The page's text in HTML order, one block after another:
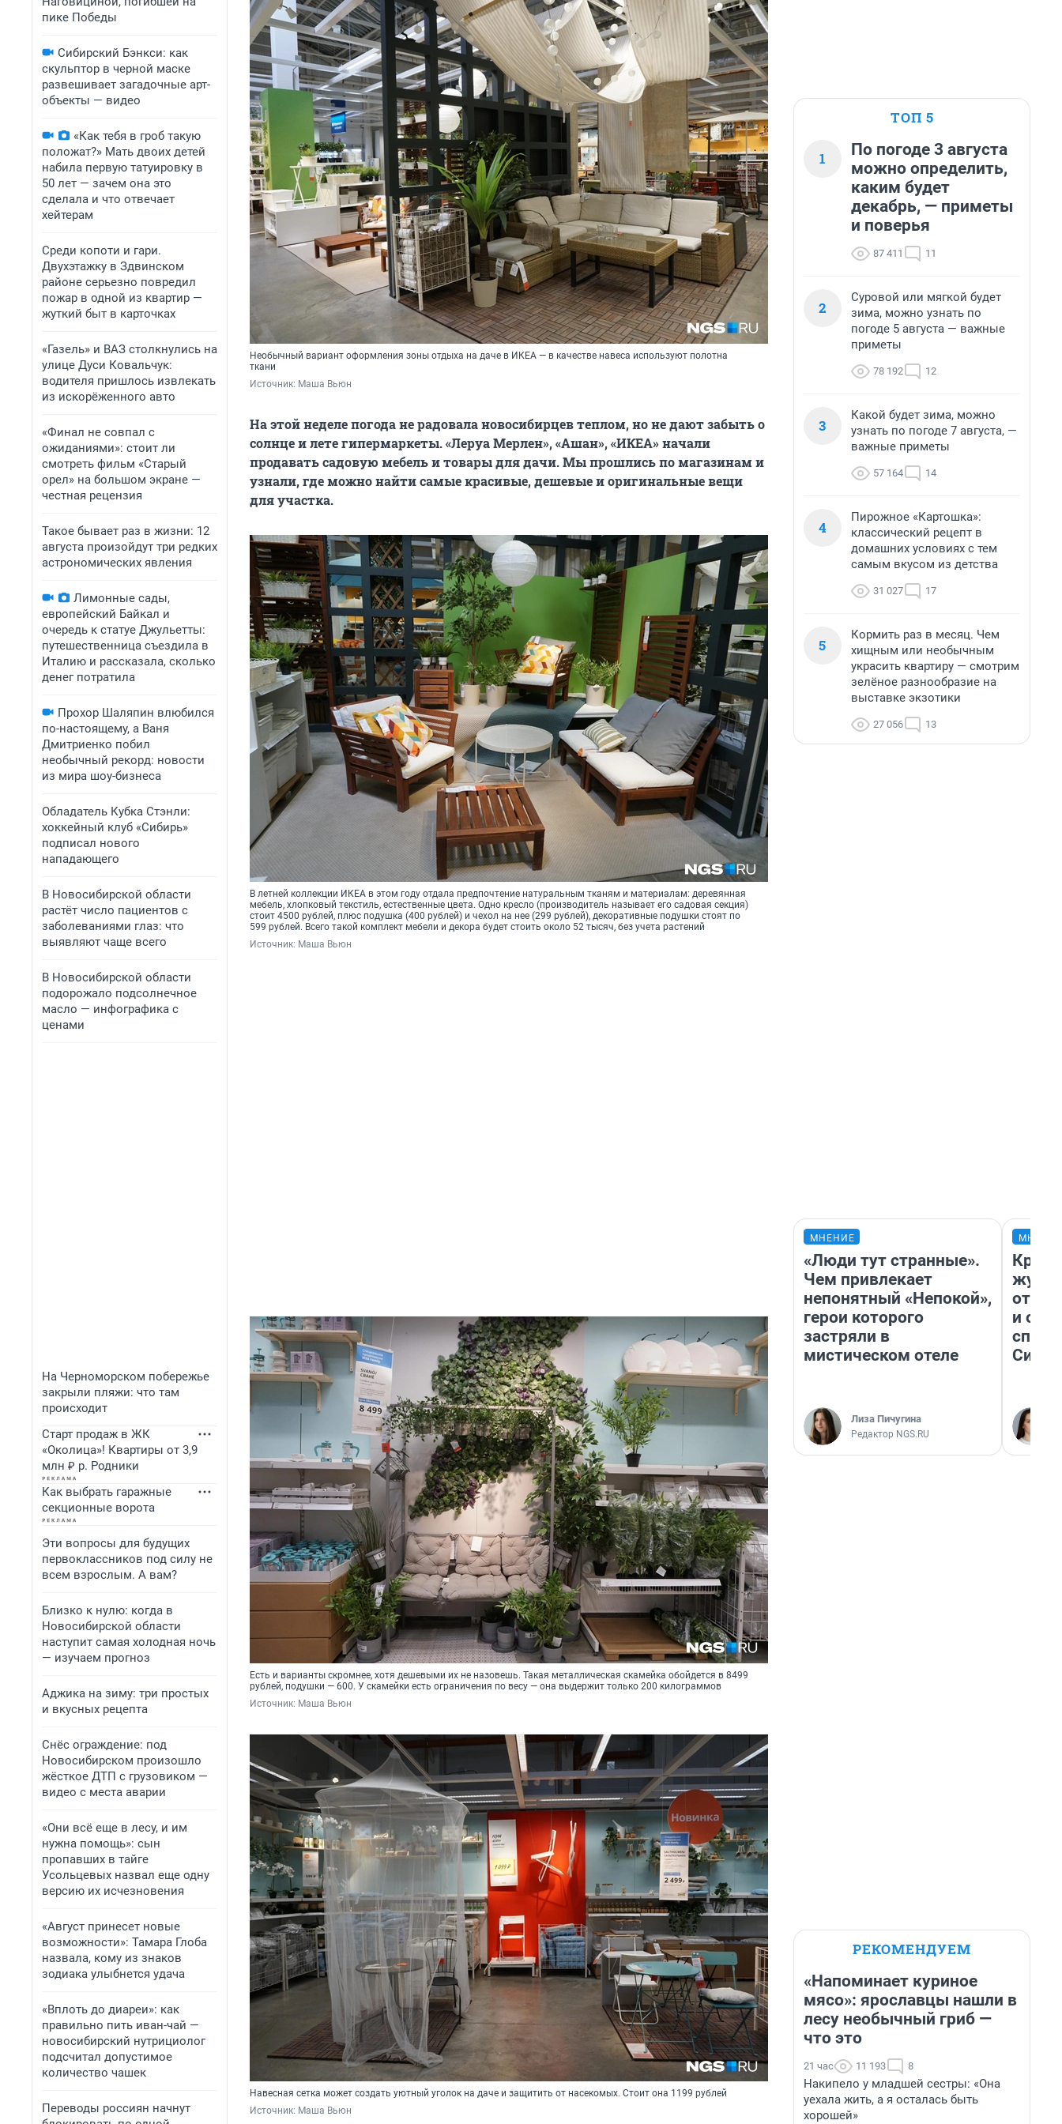
пике Победы
Сибирский Бэнкси: как
скульптор в черной маске
развешивает загадочные арт-
объекты — видео
«Как тебя в гроб такую
положат?» Мать двоих детей
набила первую татуировку в
50 лет — зачем она это
сделала и что отвечает
хейтерам
Среди копоти и гари.
Двухэтажку в Здвинском
районе серьезно повредил
пожар в одной из квартир —
жуткий быт в карточках
«Газель» и ВАЗ столкнулись на
улице Дуси Ковальчук:
водителя пришлось извлекать
из искорёженного авто
«Финал не совпал с
ожиданиями»: стоит ли
смотреть фильм «Старый
орел» на большом экране —
честная рецензия
Такое бывает раз в жизни: 12
августа произойдут три редких
астрономических явления
Лимонные сады,
европейский Байкал и
очередь к статуе Джульетты:
путешественница съездила в
Италию и рассказала, сколько
денег потратила
Прохор Шаляпин влюбился
по-настоящему, а Ваня
Дмитриенко побил
необычный рекорд: новости
из мира шоу-бизнеса
Обладатель Кубка Стэнли:
хоккейный клуб «Сибирь»
подписал нового
нападающего
В Новосибирской области
растёт число пациентов с
заболеваниями глаз: что
выявляют чаще всего
В Новосибирской области
подорожало подсолнечное
масло — инфографика с
ценами
На Черноморском побережье
закрыли пляжи: что там
происходит
Старт продаж в ЖК
«Околица»! Квартиры от 3,9
млн ₽ р. Родники
Как выбрать гаражные
секционные ворота
Эти вопросы для будущих
первоклассников под силу не
всем взрослым. А вам?
Близко к нулю: когда в
Новосибирской области
наступит самая холодная ночь
— изучаем прогноз
Аджика на зиму: три простых
и вкусных рецепта
Снёс ограждение: под
Новосибирском произошло
жёсткое ДТП с грузовиком —
видео с места аварии
«Они всё еще в лесу, и им
нужна помощь»: сын
пропавших в тайге
Усольцевых назвал еще одну
версию их исчезновения
«Август принесет новые
возможности»: Тамара Глоба
назвала, кому из знаков
зодиака улыбнется удача
«Вплоть до диареи»: как
правильно пить иван-чай —
новосибирский нутрициолог
подсчитал допустимое
количество чашек
Переводы россиян начнут
Необычный вариант оформления зоны отдыха на даче в ИКЕА — в качестве навеса используют полотна
ткани
Источник: Маша Вьюн
На этой неделе погода не радовала новосибирцев теплом, но не дают забыть о
солнце и лете гипермаркеты. «Леруа Мерлен», «Ашан», «ИКЕА» начали
продавать садовую мебель и товары для дачи. Мы прошлись по магазинам и
узнали, где можно найти самые красивые, дешевые и оригинальные вещи
для участка.
В летней коллекции ИКЕА в этом году отдала предпочтение натуральным тканям и материалам: деревянная
мебель, хлопковый текстиль, естественные цвета. Одно кресло (производитель называет его садовая секция)
стоит 4500 рублей, плюс подушка (400 рублей) и чехол на нее (299 рублей), декоративные подушки стоят по
599 рублей. Всего такой комплект мебели и декора будет стоить около 52 тысяч, без учета растений
Источник: Маша Вьюн
Есть и варианты скромнее, хотя дешевыми их не назовешь. Такая металлическая скамейка обойдется в 8499
рублей, подушки — 600. У скамейки есть ограничения по весу — она выдержит только 200 килограммов
Источник: Маша Вьюн
Навесная сетка может создать уютный уголок на даче и защитить от насекомых. Стоит она 1199 рублей
Источник: Маша Вьюн
ТОП 5
1
По погоде 3 августа
можно определить,
каким будет
декабрь, — приметы
и поверья
87 411 11
2
Суровой или мягкой будет
зима, можно узнать по
погоде 5 августа — важные
приметы
78 192 12
3
Какой будет зима, можно
узнать по погоде 7 августа, —
важные приметы
57 164 14
4
Пирожное «Картошка»:
классический рецепт в
домашних условиях с тем
самым вкусом из детства
31 027 17
5
Кормить раз в месяц. Чем
хищным или необычным
украсить квартиру — смотрим
зелёное разнообразие на
выставке экзотики
27 056 13
МНЕНИЕ
«Люди тут странные».
Чем привлекает
непонятный «Непокой»,
герои которого
застряли в
мистическом отеле
Лиза Пичугина
Редактор NGS.RU
и
РЕКОМЕНДУЕМ
«Напоминает куриное
мясо»: ярославцы нашли в
лесу необычный гриб —
что это
21 час 11 193 8
Накипело у младшей сестры: «Она
уехала жить, а я осталась быть
хорошей»